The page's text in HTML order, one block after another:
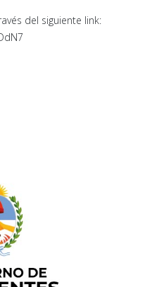
del siguiente link: